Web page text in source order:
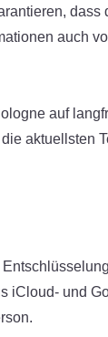
dass
auch
auf
aktuellsten
iCloud- und